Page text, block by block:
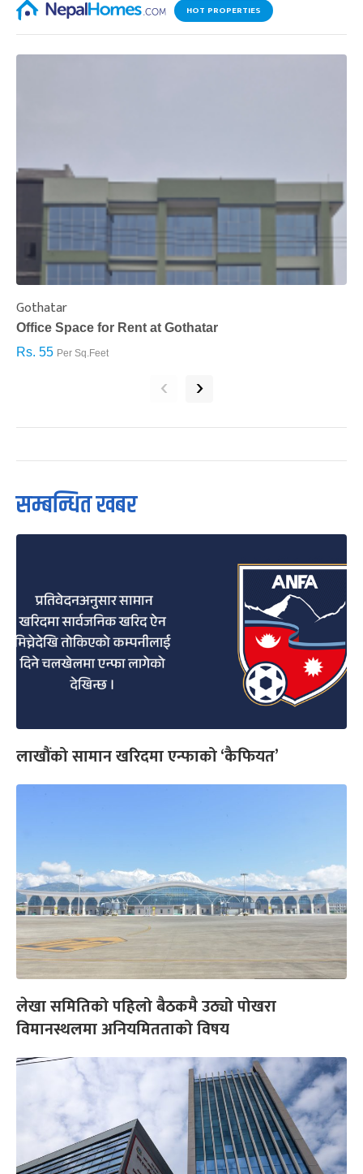
HOT PROPERTIES
Gothatar
Office Space for Rent at Gothatar
Rs. 55 Per Sq.Feet
‹ ›
सम्बन्धित खबर
लाखौंको सामान खरिदमा एन्फाको ‘कैफियत’
लेखा समितिको पहिलो बैठकमै उठ्यो पोखरा
विमानस्थलमा अनियमितताको विषय